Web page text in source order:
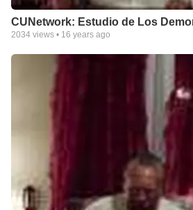
CUNetwork: Estudio de Los
2034 views • 16 years ago